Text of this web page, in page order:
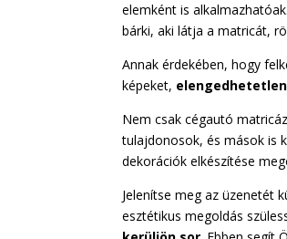
elemként is
bárki, aki látja a matricát,
Annak érdekében, hogy
képeket,
Nem csak cégautó
tulajdonosok, és mások is
dekorációk elkészítése
Jelenítse meg az üzenetét
esztétikus megoldás